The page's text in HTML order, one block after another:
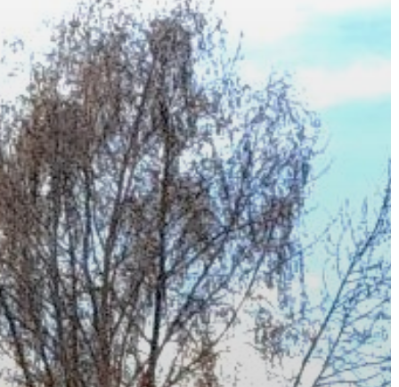
VÁROS
KIEMELT
LÁTVÁNYOSSÁGOK
GYÖNGYÖS
VÁROS
ÉRTÉKTÁRA
VÁROSUNKRÓL
LAKOSSÁGI
INFORMÁCIÓK
HASZNOS